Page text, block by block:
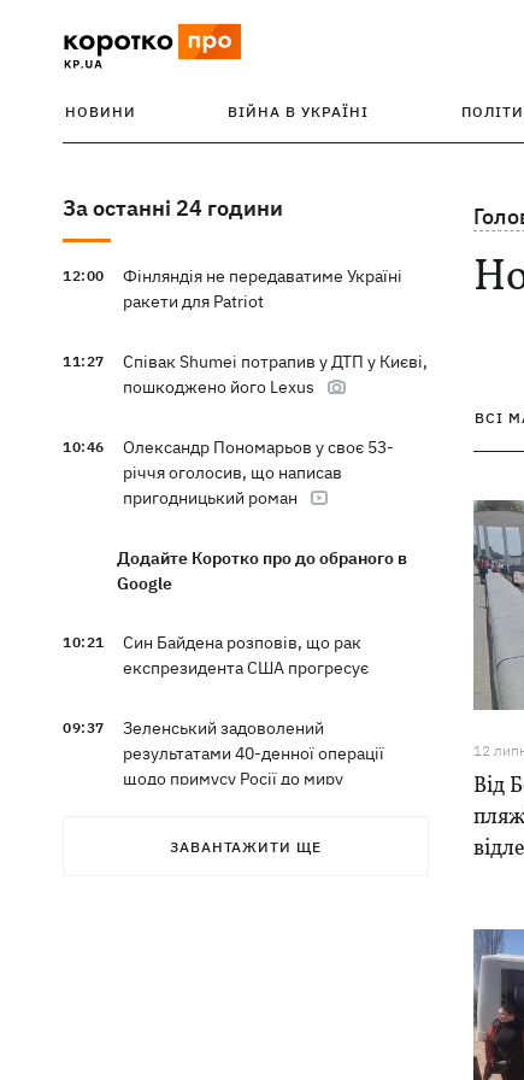
НОВИНИ ВІЙНА В УКРАЇНІ
За останні 24 години
12:00
Фінляндія не передаватиме Україні
ракети для Patriot
11:27
Співак Shumei потрапив у ДТП у Києві,
пошкоджено його Lexus
10:46
Олександр Пономарьов у своє 53-
річчя оголосив, що написав
пригодницький роман
Додайте Коротко про до обраного в
Google
10:21
Син Байдена розповів, що рак
експрезидента США прогресує
09:37
Зеленський задоволений
результатами 40-денної операції
щодо примусу Росії до миру
Ракети, які атакували Одесу, збити не
ЗАВАНТАЖИТИ ЩЕ
ВСІ
12
Від